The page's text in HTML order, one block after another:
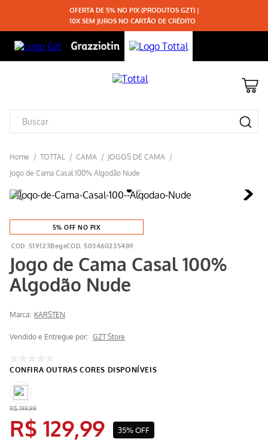
OFERTA DE 5% NO PIX (PRODUTOS GZT) |
10X SEM JUROS NO CARTÃO DE CRÉDITO
TOTTAL CAMA
JOGOS DE CAMA
Jogo de Cama Casal 100% Algodão Nude
5% OFF NO PIX
519123Bege 503460235489
Jogo de Cama Casal 100%
Algodão Nude
Marca: KARSTEN
Vendido e Entregue por: GZT Store
R$ 199,99
R$ 129,99 35%OFF